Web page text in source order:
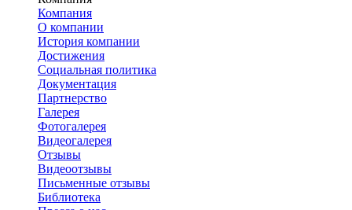
Компания
О компании
История компании
Достижения
Социальная политика
Документация
Партнерство
Галерея
Фотогалерея
Видеогалерея
Отзывы
Видеоотзывы
Письменные отзывы
Библиотека